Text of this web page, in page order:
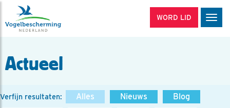
WORD LID
Actueel
Verfijn resultaten: Alles Nieuws
Blog